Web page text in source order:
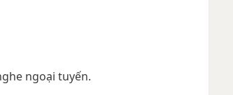
ngoại tuyến.